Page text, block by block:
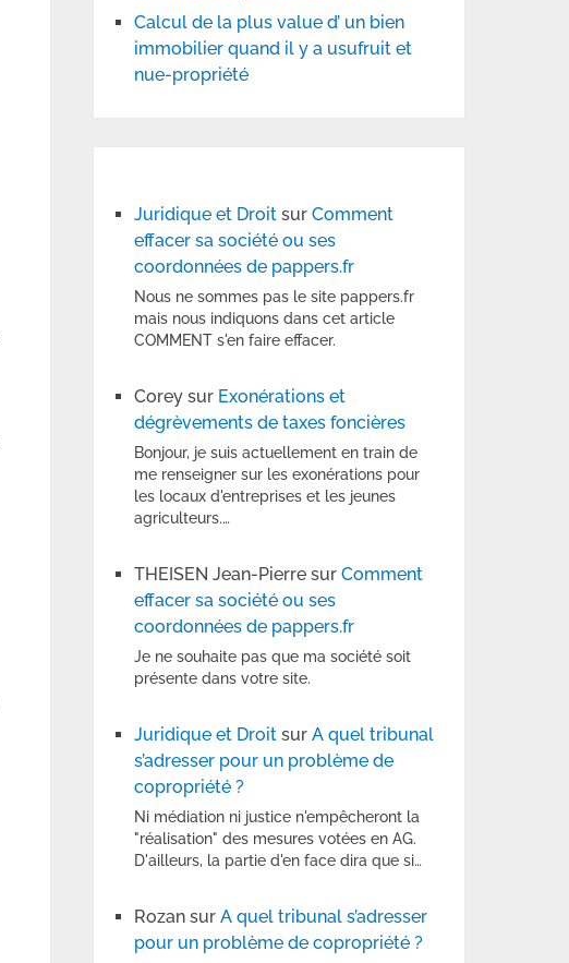
Calcul de la plus value d’ un bien
immobilier quand il y a usufruit et
nue-propriété
Juridique et Droit surComment
effacer sa société ou ses
coordonnées de pappers.fr
Nous ne sommes pas le site pappers.fr
mais nous indiquons dans cet article
COMMENT s'en faire effacer.
Corey sur Exonérations et
dégrèvements de taxes foncières
Bonjour, je suis actuellement en train de
me renseigner sur les exonérations pour
les locaux d'entreprises et les jeunes
agriculteurs.…
THEISEN Jean-Pierre surComment
effacer sa société ou ses
coordonnées de pappers.fr
Je ne souhaite pas que ma société soit
présente dans votre site.
Juridique et Droit surA quel tribunal
s’adresser pour un problème de
copropriété ?
Ni médiation ni justice n'empêcheront la
"réalisation" des mesures votées en AG.
D'ailleurs, la partie d'en face dira que si…
Rozan surA quel tribunal s’adresser
pour un problème de copropriété ?